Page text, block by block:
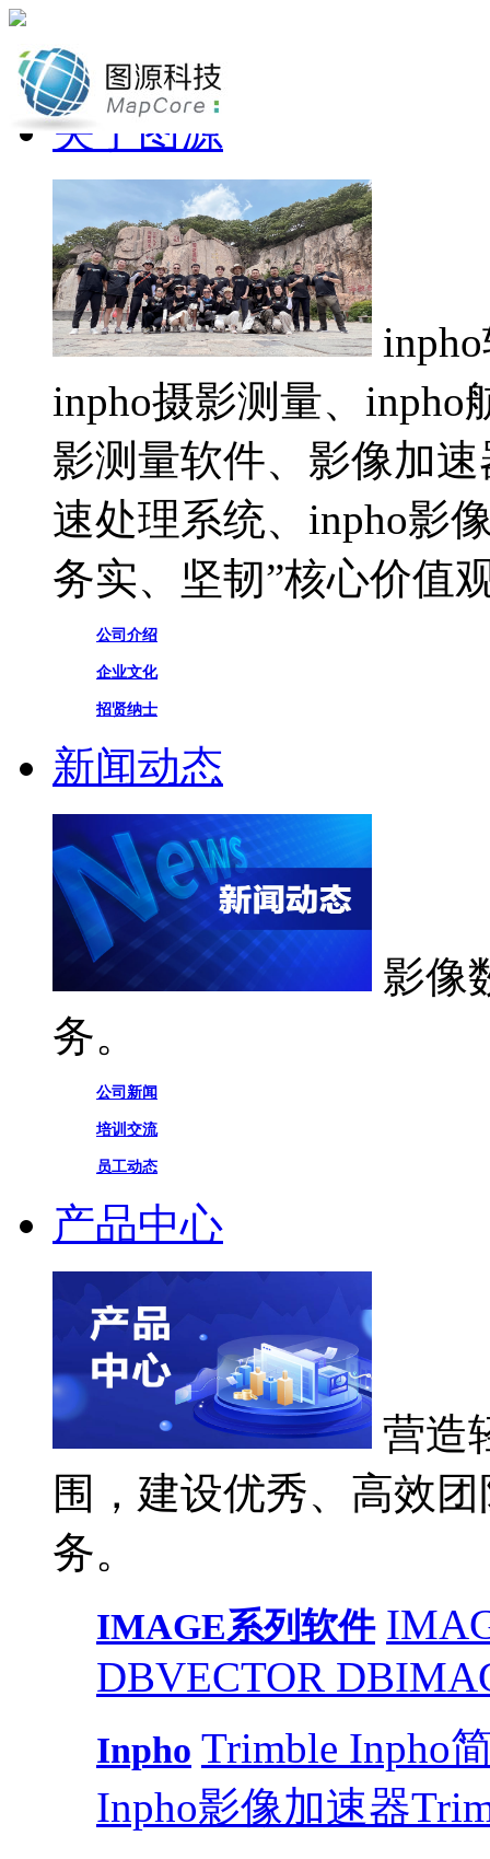
网站首页
关于图源
inpho摄影测量、inpho
影测量软件、影像加
速处理系统、inpho影
务实、坚韧”核心价值
公司介绍
企业文化
招贤纳士
新闻动态
影像
务。
公司新闻
培训交流
员工动态
产品中心
营造
围，建设优秀、高效
务。
IMAGE系列软件
DBVECTOR DB
Inpho Trimble Inpho
Inpho影像加速器